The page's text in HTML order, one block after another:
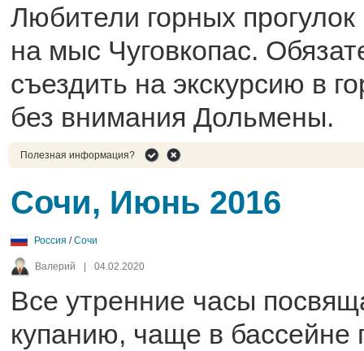
Любители горных прогулок
на мыс Чуговкопас.
съездить на экскурсию в
без внимания Дольмены.
Полезная информация?
Сочи, Июнь 2016
Россия /Сочи
Валерий 04.02.2020
Все утренние часы
купанию, чаще в бассейне